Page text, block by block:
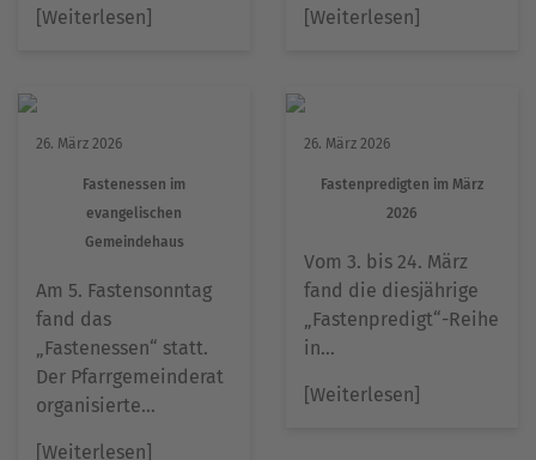
[Weiterlesen] [Weiterlesen]
26. März 2026
Fastenessen im
evangelischen
Gemeindehaus
Am 5. Fastensonntag
fand das
„Fastenessen“ statt.
Der Pfarrgemeinderat
organisierte…
[Weiterlesen]
26. März 2026
Fastenpredigten im März
2026
Vom 3. bis 24. März
fand die diesjährige
„Fastenpredigt“-Reihe
in…
[Weiterlesen]